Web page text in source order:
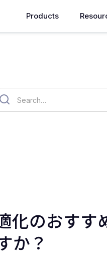
Products
化のおす
か？